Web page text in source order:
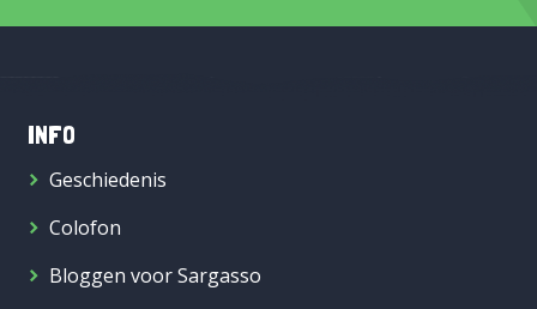
INFO
Geschiedenis
Colofon
Bloggen voor Sargasso